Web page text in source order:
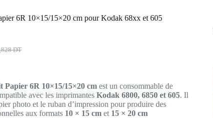
6R 10×15/15×20 cm pour Kodak 68xx et 605
DT
DT.
DT.6R 10×15/15×20 cmest un consommable de
avec les imprimantes Kodak 6800, 6850 et 605. Il
photo et le ruban d’impression pour produire des
aux formats 10 × 15 cmet 15 × 20 cm